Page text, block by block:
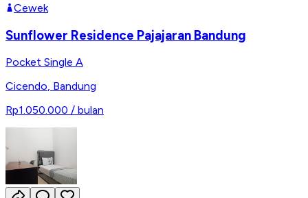
Cewek
Sunflower Residence Pajajaran Bandung
Pocket Single A
Cicendo, Bandung
Rp1.050.000 / bulan